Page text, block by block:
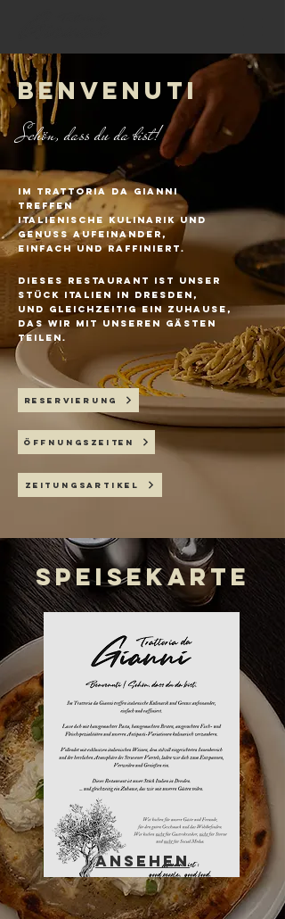
Benvenuti
Schön, dass du da bist!
Im Trattoria da gianni
treffen
italienische kulinarikund
genuss aufeinander,
einfach und raffiniert.
dieses restaurant ist unser
stück Italien in dresden,
und gleichzeitig ein zuhause,
das wir mit unseren gästen
teilen.
RESERVIERUNG
ÖFFNUNGSZEITEN
ZEITUNGSARTIKEL
SPEISEKARTE
ANSEHEN